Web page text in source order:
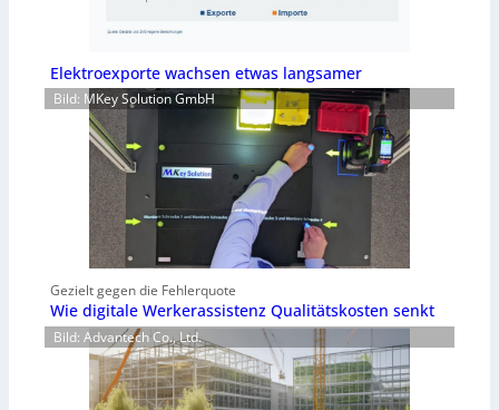
Elektroexporte wachsen etwas langsamer
Bild: MKey Solution GmbH
Gezielt gegen die Fehlerquote
Wie digitale Werkerassistenz Qualitätskosten senkt
Bild: Advantech Co., Ltd.